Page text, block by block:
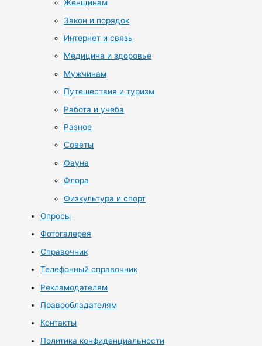
Женщинам
Закон и порядок
Интернет и связь
Медицина и здоровье
Мужчинам
Путешествия и туризм
Работа и учеба
Разное
Советы
Фауна
Флора
Физкультура и спорт
Опросы
Фотогалерея
Справочник
Телефонный справочник
Рекламодателям
Правообладателям
Контакты
Политика конфиденциальности